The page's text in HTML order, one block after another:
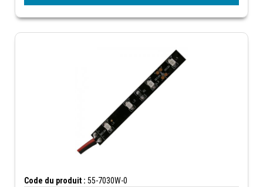
Code du produit : 55-7030W-0